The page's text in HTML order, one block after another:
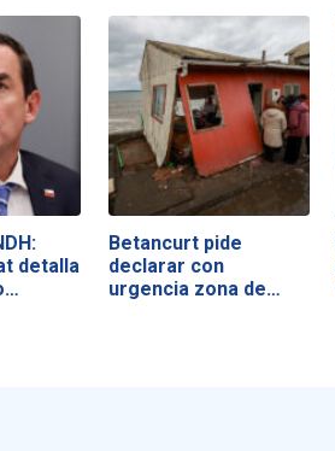
detalla
Betancurt pide
declarar con
urgencia zona de…